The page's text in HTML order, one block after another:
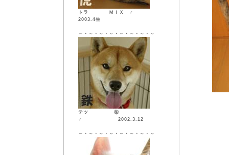
トラ ＭＩＸ ♂
2003.4生
～・～・～・～・～・～・～・～
テツ 柴
♂ 2002.3.12
～・～・～・～・～・～・～・～